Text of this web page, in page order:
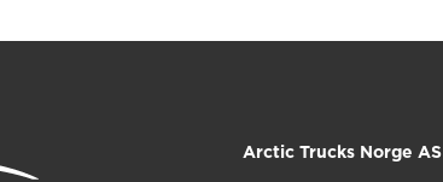
Arctic Trucks Norge AS